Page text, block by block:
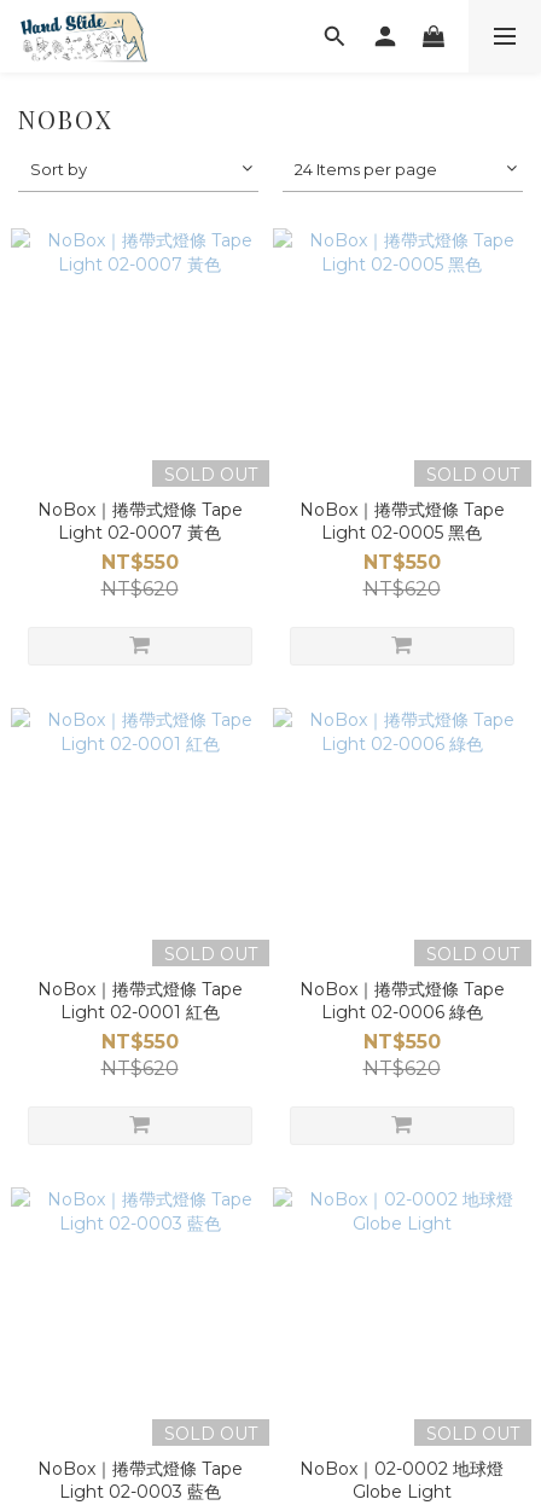
NOBOX
Sort by 24 Items per page
SOLD OUT
NoBox｜捲帶式燈條 Tape
Light 02-0007 黃色
NT$550
NT$620
SOLD OUT
NoBox｜捲帶式燈條 Tape
Light 02-0005 黑色
NT$550
NT$620
SOLD OUT
NoBox｜捲帶式燈條 Tape
Light 02-0001 紅色
NT$550
NT$620
SOLD OUT
NoBox｜捲帶式燈條 Tape
Light 02-0006 綠色
NT$550
NT$620
SOLD OUT
NoBox｜捲帶式燈條 Tape
Light 02-0003 藍色
SOLD OUT
NoBox｜02-0002 地球燈
Globe Light